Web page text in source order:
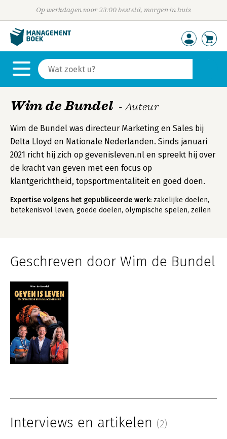
Op werkdagen voor 23:00 besteld, morgen in huis
Wim de Bundel - Auteur
Wim de Bundel was directeur Marketing en Sales bij
Delta Lloyd en Nationale Nederlanden. Sinds januari
2021 richt hij zich op gevenisleven.nl en spreekt hij over
de kracht van geven met een focus op
klantgerichtheid, topsportmentaliteit en goed doen.
Expertise volgens het gepubliceerde werk: zakelijke doelen,
betekenisvol leven, goede doelen, olympische spelen, zeilen
Geschreven door Wim de Bundel
Interviews en artikelen (2)